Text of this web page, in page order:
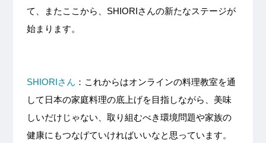
て、またここから、SHIORIさんの新たなステージが
始まります。
SHIORIさん ：これからはオンラインの料理教室を通
して日本の家庭料理の底上げを目指しながら、美味
しいだけじゃない、取り組むべき環境問題や家族の
健康にもつなげていければいいなと思っています。